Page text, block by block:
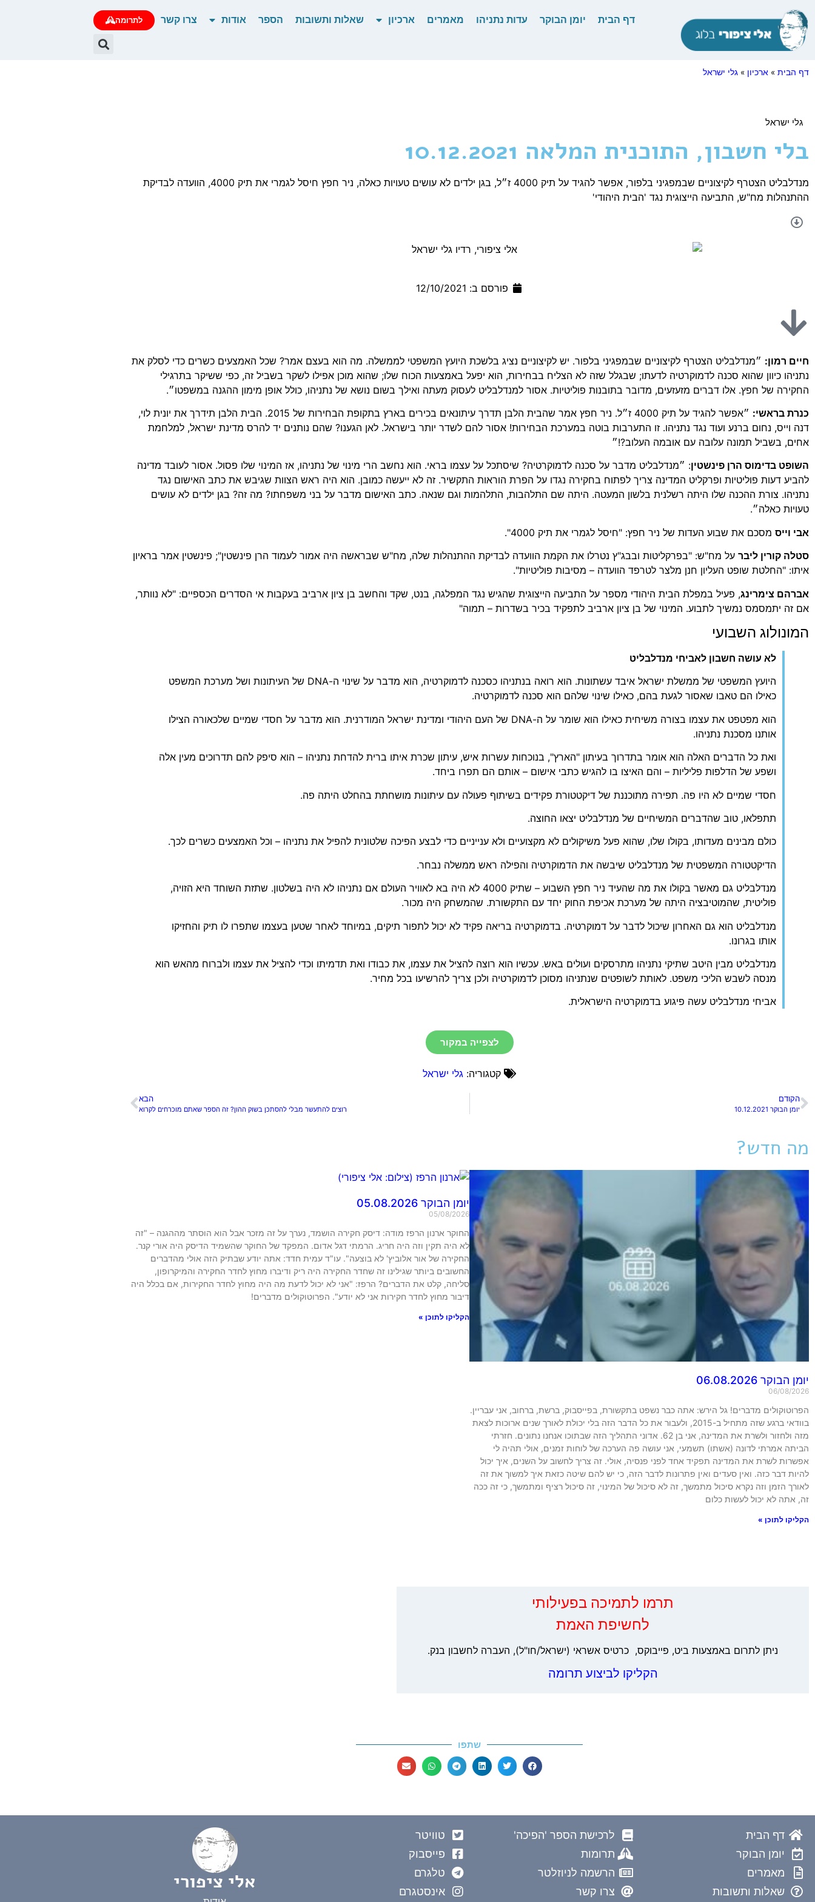
דף הבית יומן הבוקר עדות נתניהו מאמרים ארכיון שאלות ותשובות הספר אודות צרו קשר לתרומה
דף הבית » ארכיון » גלי ישראל
גלי ישראל
בלי חשבון, התוכנית המלאה 10.12.2021
מנדלבליט הצטרף לקיצוניים שבמפגיני בלפור, אפשר להגיד על תיק 4000 ז״ל, בגן ילדים לא עושים טעויות כאלה, ניר חפץ חיסל לגמרי את תיק 4000, הוועדה לבדיקת
ההתנהלות מח"ש, התביעה הייצוגית נגד 'הבית היהודי'
פורסם ב: 12/10/2021
חיים רמון: ״מנדלבליט הצטרף לקיצוניים שבמפגיני בלפור. יש לקיצוניים נציג בלשכת היועץ המשפטי לממשלה. מה הוא בעצם אמר? שכל האמצעים כשרים כדי לסלק את
נתניהו כיוון שהוא סכנה לדמוקרטיה לדעתו; שבגלל שזה לא הצליח בבחירות, הוא יפעל באמצעות הכוח שלו; שהוא מוכן אפילו לשקר בשביל זה, כפי ששיקר בתרגילי
החקירה של חפץ. אלו דברים מזעזעים, מדובר בתובנות פוליטיות. אסור למנדלבליט לעסוק מעתה ואילך בשום נושא של נתניהו, כולל אופן מימון ההגנה במשפטו״.
כנרת בראשי:
״אפשר להגיד על תיק 4000 ז״ל. ניר חפץ אמר שהבית הלבן תדרך עיתונאים בכירים בארץ בתקופת הבחירות של 2015. הבית הלבן תידרך את יונית לוי,
דנה וייס, נחום ברנע ועוד נגד נתניהו. זו התערבות בוטה במערכת הבחירות! אסור להם לשדר יותר בישראל. לאן הגענו? שהם נותנים יד להרס מדינת ישראל, למלחמת
אחים, בשביל תמונה עלובה עם אובמה העלוב?!״
השופט בדימוס הרן פינשטין: ״מנדלבליט מדבר על סכנה לדמוקרטיה? שיסתכל על עצמו בראי. הוא נחשב הרי מינוי של נתניהו, אז המינוי שלו פסול. אסור לעובד מדינה
להביע דעות פוליטיות ופרקליט המדינה צריך לפתוח בחקירה נגדו על הפרת הוראות התקשיר. זה לא ייעשה כמובן. הוא היה ראש הצוות שגיבש את כתב האישום נגד
נתניהו. צורת ההכנה שלו היתה רשלנית בלשון המעטה. היתה שם התלהבות, התלהמות וגם שנאה. כתב האישום מדבר על בני משפחתו? מה זה? בגן ילדים לא עושים
טעויות כאלה״.
אבי וייס מסכם את שבוע העדות של ניר חפץ: "חיסל לגמרי את תיק 4000".
סטלה קורין ליבר על מח"ש: "בפרקליטות ובבג"ץ נטרלו את הקמת הוועדה לבדיקת ההתנהלות שלה, מח"ש שבראשה היה אמור לעמוד הרן פינשטין"; פינשטין אמר בראיון
איתו: "החלטת שופט העליון חנן מלצר לטרפד הוועדה – מסיבות פוליטיות".
אברהם צימרינג, פעיל במפלת הבית היהודי מספר על התביעה הייצוגית שהגיש נגד המפלגה, בנט, שקד והחשב בן ציון ארביב בעקבות אי הסדרים הכספיים: "לא נוותר,
אם זה יתמסמס נמשיך לתבוע. המינוי של בן ציון ארביב לתפקיד בכיר בשדרות – תמוה"
המונולוג השבועי
לא עושה חשבון לאביחי מנדלבליט
היועץ המשפטי של ממשלת ישראל איבד עשתונות. הוא רואה בנתניהו כסכנה לדמוקרטיה, הוא מדבר על שינוי ה-DNA של העיתונות ושל מערכת המשפט
כאילו הם טאבו שאסור לגעת בהם, כאילו שינוי שלהם הוא סכנה לדמוקרטיה.
הוא מפטפט את עצמו בצורה משיחית כאילו הוא שומר על ה-DNA של העם היהודי ומדינת ישראל המודרנית. הוא מדבר על חסדי שמיים שלכאורה הצילו
אותנו מסכנת נתניהו.
ואת כל הדברים האלה הוא אומר בתדרוך בעיתון "הארץ", בנוכחות עשרות איש, עיתון שכרת איתו ברית להדחת נתניהו – הוא סיפק להם תדרוכים מעין אלה
ושפע של הדלפות פליליות – והם האיצו בו להגיש כתבי אישום – אותם הם תפרו ביחד.
חסדי שמיים לא היו פה. תפירה מתוכננת של דיקטטורת פקידים בשיתוף פעולה עם עיתונות מושחתת בהחלט היתה פה.
תתפלאו, טוב שהדברים המשיחיים של מנדלבליט יצאו החוצה.
כולם מבינים מעדותו, בקולו שלו, שהוא פעל משיקולים לא מקצועיים ולא ענייניים כדי לבצע הפיכה שלטונית להפיל את נתניהו – וכל האמצעים כשרים לכך.
הדיקטטורה המשפטית של מנדלבליט שיבשה את הדמוקרטיה והפילה ראש ממשלה נבחר.
מנדלבליט גם מאשר בקולו את מה שהעיד ניר חפץ השבוע – שתיק 4000 לא היה בא לאוויר העולם אם נתניהו לא היה בשלטון. שתזת השוחד היא הזויה,
פוליטית, שהמוטיבציה היתה של מערכת אכיפת החוק יחד עם התקשורת. שהמשחק היה מכור.
מנדלבליט הוא גם האחרון שיכול לדבר על דמוקרטיה. בדמוקרטיה בריאה פקיד לא יכול לתפור תיקים, במיוחד לאחר שטען בעצמו שתפרו לו תיק והחזיקו
אותו בגרונו.
מנדלבליט מבין היטב שתיקי נתניהו מתרסקים ועולים באש. עכשיו הוא רוצה להציל את עצמו, את כבודו ואת תדמיתו וכדי להציל את עצמו ולברוח מהאש הוא
מנסה לשבש הליכי משפט. לאותת לשופטים שנתניהו מסוכן לדמוקרטיה ולכן צריך להרשיעו בכל מחיר.
אביחי מנדלבליט עשה פיגוע בדמוקרטיה הישראלית.
לצפייה במקור
קטגוריה: גלי ישראל
הקודם
יומן הבוקר 10.12.2021
הבא
רוצים להתעשר מבלי להסתכן בשוק ההון? זה הספר שאתם מוכרחים לקרוא
מה חדש?
יומן הבוקר 06.08.2026
06/08/2026
הפרוטוקולים מדברים! גל הירש: אתה כבר נשפט בתקשורת, בפייסבוק, ברשת, ברחוב, אני עבריין.
בוודאי ברגע שזה מתחיל ב-2015, ולעבור את כל הדבר הזה בלי יכולת לאורך שנים ארוכות לצאת
מזה ולחזור ולשרת את המדינה, אני בן 62. אדוני התהליך הזה שבתוכו אנחנו נתונים. חזרתי
הביתה אמרתי לדונה (אשתו) תשמעי, אני עושה פה הערכה של לוחות זמנים, אולי תהיה לי
אפשרות לשרת את המדינה תפקיד אחד לפני פנסיה, אולי. זה צריך לחשוב על השנים, איך יכול
להיות דבר כזה. ואין סעדים ואין פתרונות לדבר הזה, כי יש להם שיטה כזאת איך למשוך את זה
לאורך הזמן וזה נקרא סיכול מתמשך, זה לא סיכול של המינוי, זה סיכול רציף ומתמשך, כי זה ככה
זה, אתה לא יכול לעשות כלום
הקליקו לתוכן »
יומן הבוקר 05.08.2026
05/08/2026
החוקר ארנון הרפז מודה: דיסק חקירה הושמד, נערך על זה מזכר אבל הוא הוסתר מההגנה – "זה
לא היה תקין וזה היה חריג. הרמתי דגל אדום. המפקד של החוקר שהשמיד הדיסק היה אורי קנר.
החקירה של אור אלוביץ' לא בוצעה". עו"ד עמית חדד: אתה יודע שבתיק הזה אולי מהדברים
החשובים ביותר שגילינו זה שחדר החקירה היה ריק ודיברו מחוץ לחדר החקירה והמיקרופון,
סליחה, קלט את הדברים? הרפז: "אני לא יכול לדעת מה היה מחוץ לחדר החקירות, אם בכלל היה
דיבור מחוץ לחדר חקירות אני לא יודע". הפרוטוקולים מדברים!
הקליקו לתוכן »
‏תרמו לתמיכה בפעילותי
לחשיפת האמת
ניתן לתרום באמצעות ביט, פייבוקס, כרטיס אשראי (ישראל/חו"ל), העברה לחשבון בנק.
הקליקו לביצוע תרומה
שתפו
דף הבית
יומן הבוקר
מאמרים
שאלות ותשובות
לרכישת הספר 'הפיכה'
תרומות
הרשמה לניוזלטר
צרו קשר
טוויטר
פייסבוק
טלגרם
אינסטגרם
אלי ציפורי